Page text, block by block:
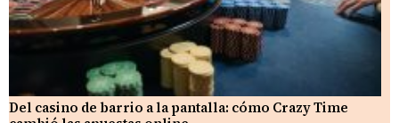
Del casino de barrio a la pantalla: cómo Crazy Time